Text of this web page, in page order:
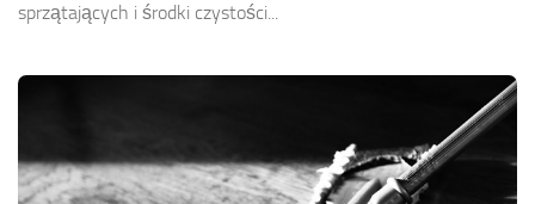
sprzątających i środki czystości...